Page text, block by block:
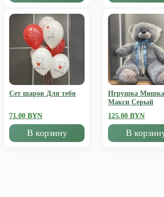
Сет шаров Для тебя
71.00 BYN
В корзину
Игрушка Мишка
Mакси Серый
125.00 BYN
В